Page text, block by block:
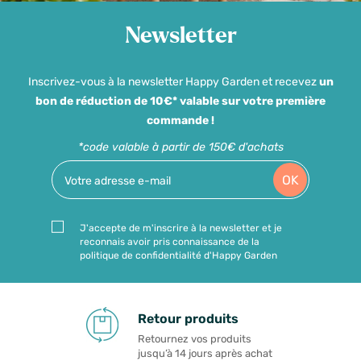
Newsletter
Inscrivez-vous à la newsletter Happy Garden et recevezun
bon de réduction de 10€* valable sur votre première
commande !
*code valable à partir de 150€ d'achats
OK
J'accepte de m'inscrire à la newsletter et je
reconnais avoir pris connaissance de la
politique de confidentialité d'Happy Garden
Retour produits
Retournez vos produits
jusqu’à 14 jours après achat